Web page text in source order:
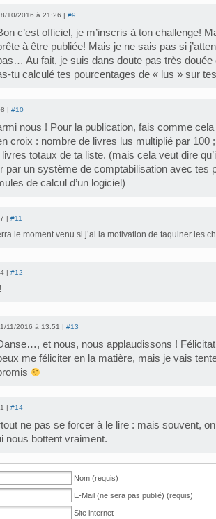
10/2016 à 21:26 | #9
c’est officiel, je m’inscris à ton challenge!
à être publiée! Mais je ne sais pas si
Au fait, je suis dans doute pas très
tu calculé tes pourcentages de « lus » sur
| #10
nous ! Pour la publication, fais comme cela
croix : nombre de livres lus multiplié par 100
livres totaux de ta liste. (mais cela veut dire
par un système de comptabilisation avec tes
de calcul d’un logiciel)
| #11
le moment venu si j’ai la motivation de taquiner les
| #12
11/2016 à 13:51 | #13
et nous, nous applaudissons !
me féliciter en la matière, mais je vais
| #14
ne pas se forcer à le lire : mais souvent,
nous bottent vraiment.
Nom (requis)
E-Mail (ne sera pas publié) (requis)
Site internet